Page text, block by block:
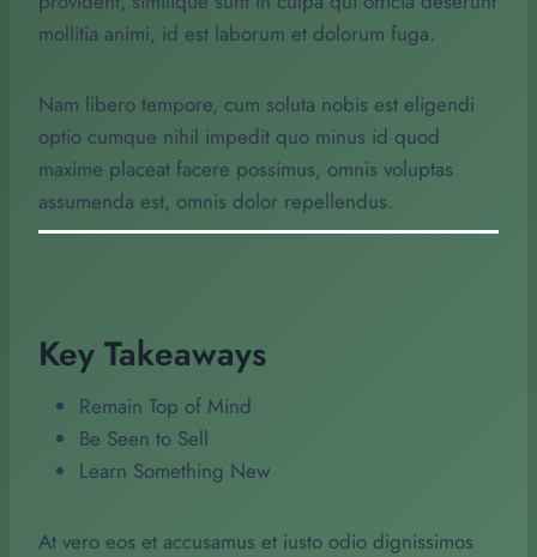
mollitia animi, id est laborum et dolorum fuga.
Nam libero tempore, cum soluta nobis est eligendi
optio cumque nihil impedit quo minus id quod
maxime placeat facere possimus, omnis voluptas
assumenda est, omnis dolor repellendus.
Key Takeaways
Remain Top of Mind
Be Seen to Sell
Learn Something New
At vero eos et accusamus et iusto odio dignissimos